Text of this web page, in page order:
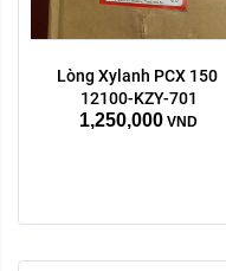
Lòng Xylanh PCX 150
12100-KZY-701
1,250,000 VND
Hệ thống truyền động:
Đế nhôm nồi - Chén
đựng bi
Cánh quạt nồi trước